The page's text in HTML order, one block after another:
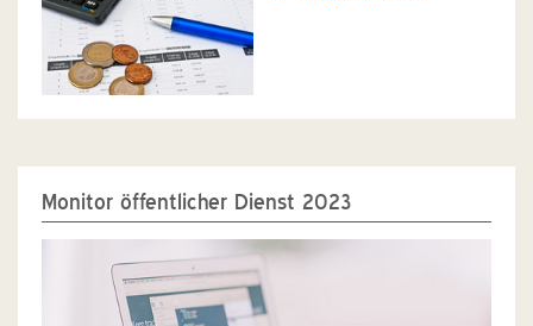
Monitor öffentlicher Dienst 2023